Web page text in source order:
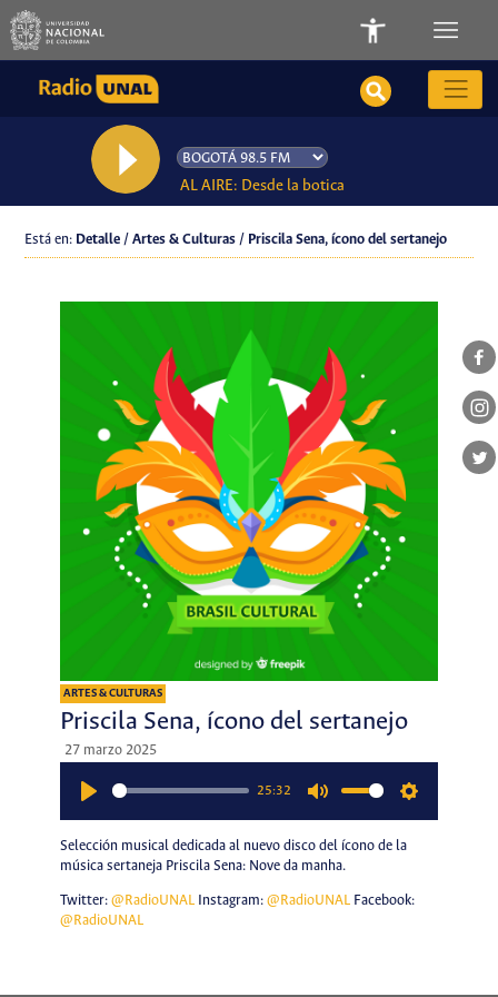
AL AIRE: Desde la botica
Está en: Detalle / Artes & Culturas / Priscila Sena, ícono del sertanejo
ARTES & CULTURAS
Priscila Sena, ícono del sertanejo
27 marzo 2025
25:32
Selección musical dedicada al nuevo disco del ícono de la
música sertaneja Priscila Sena: Nove da manha.
Twitter: @RadioUNALInstagram: @RadioUNALFacebook:
@RadioUNAL